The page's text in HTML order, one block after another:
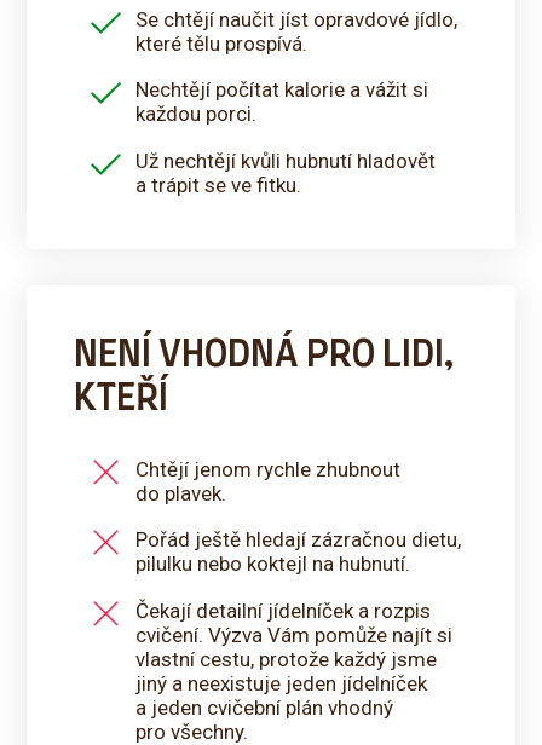
Se chtějí naučit jíst opravdové jídlo,
které tělu prospívá.
Nechtějí počítat kalorie a vážit si
každou porci.
Už nechtějí kvůli hubnutí hladovět
a trápit se ve fitku.
NENÍ VHODNÁ PRO LIDI,
KTEŘÍ
Chtějí jenom rychle zhubnout
do plavek.
Pořád ještě hledají zázračnou dietu,
pilulku nebo koktejl na hubnutí.
Čekají detailní jídelníček a rozpis
cvičení. Výzva Vám pomůže najít si
vlastní cestu, protože každý jsme
jiný a neexistuje jeden jídelníček
a jeden cvičební plán vhodný
pro všechny.